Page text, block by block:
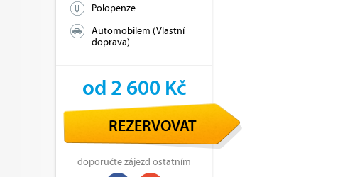
Polopenze
Automobilem (Vlastní
doprava)
od 2 600 Kč
REZERVOVAT
doporučte zájezd ostatním